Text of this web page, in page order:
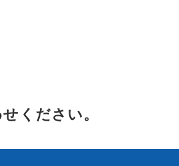
ください。